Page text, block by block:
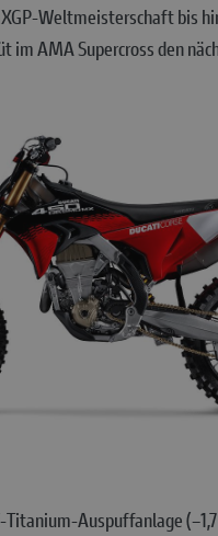
Weltmeisterschaft bis
im AMA Supercross den
Auspuffanlage (–1,7